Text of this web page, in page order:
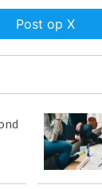
Post op X